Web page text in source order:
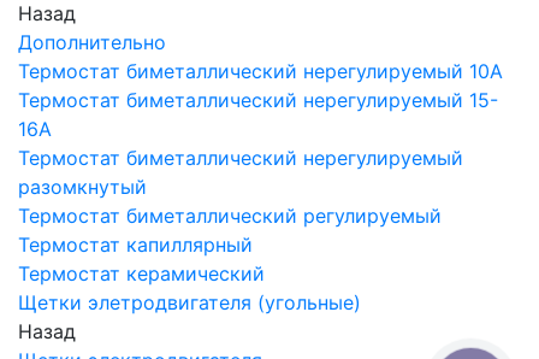
Назад
Дополнительно
Термостат биметаллический нерегулируемый 10A
Термостат биметаллический нерегулируемый 15-
16A
Термостат биметаллический нерегулируемый
разомкнутый
Термостат биметаллический регулируемый
Термостат капиллярный
Термостат керамический
Щетки элетродвигателя (угольные)
Назад